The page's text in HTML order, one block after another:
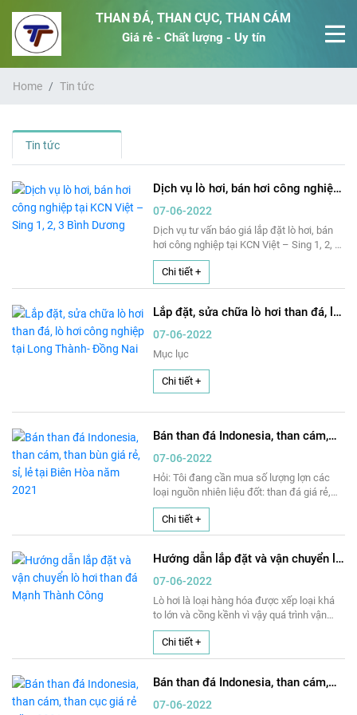
THAN ĐÁ, THAN CỤC, THAN CÁM
Giá rẻ - Chất lượng - Uy tín
Home Tin tức
Tin tức
Dịch vụ lò hơi, bán hơi công nghiệp
Dương
07-06-2022
Dịch vụ tư vấn báo giá lắp đặt lò hơi, bán
hơi công nghiệp tại KCN Việt – Sing 1, 2, 3
Bình Dương của công ty Mạnh Thành Công
luôn được khách hàng hết lời ngợi khen.
Có đội ngũ kỹ thuật dày dạn kinh nghiệm
chuyên nhận lắp đặt lò hơi công nghiệp và
bán hơi công nghiệp tại KCN Việt – Sing –
khách hàng.
Chi tiết +
Lắp đặt, sửa chữa lò hơi than đá, lò
Đồng Nai
07-06-2022
Mục lục
Chi tiết +
Bán than đá Indonesia, than cám,
năm 2021
07-06-2022
Hỏi: Tôi đang cần mua số lượng lợn các
loại nguồn nhiên liệu đốt: than đá giá rẻ,
than đá Indonesia, than cám, than bùn..
với số lượng lớn tại Tp.Biên Hòa nhưng
chưa tìm được đối tác uy tín để hợp tác
Chi tiết +
Hướng dẫn lắp đặt và vận chuyển lò
07-06-2022
Lò hơi là loại hàng hóa được xếp loại khá
to lớn và cồng kềnh vì vậy quá trình vận
chuyển chúng cũng rất vấn vả cần phải
cẩn thận nếu không thì phải thông qua đơn
vị vận chuyển chuyên nghiệp. Đồng thời lò
an toàn tuyệt đối nếu không thì sự cố cháy
nổ có xảy ra khi sử dụng vận hành. Do vậy,
Chi tiết +
Bán than đá Indonesia, than cám,
07-06-2022